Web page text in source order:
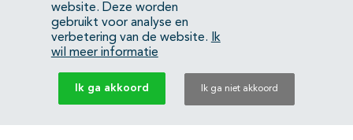
YouTubeLinkedIn
KvK Federatie Medisch Specialisten:40483480
Privacyverklaring
website. Deze worden
gebruikt voor analyse en
verbetering van de website.
Ik
wil meer informatie
Ik ga akkoord Ik ga niet akkoord